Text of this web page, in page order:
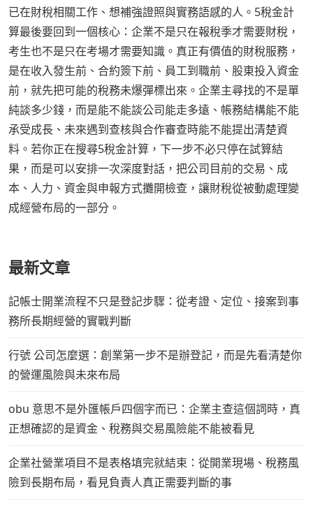
已在財稅相關工作、想補強證照與實務語感的人。5稅金計
算最後要回到一個核心：企業不是只在報稅季才需要財稅，
考生也不是只在考場才需要知識。真正有價值的財稅服務，
是在收入發生前、合約簽下前、員工到職前、股東投入資金
前，就先把可能的稅務未爆彈標出來。企業主尋找的不是單
純談多少錢，而是能不能談公司能走多遠、帳務結構能不能
承受成長、未來遇到查核與合作審查時能不能提出清楚資
料。若你正在搜尋5稅金計算，下一步不必只停在試算結
果，而是可以安排一次深度對話，把公司目前的交易、成
本、人力、資金與申報方式攤開檢查，讓財稅從被動處理變
成經營布局的一部分。
最新文章
記帳士開業流程不只是登記步驟：從考證、定位、接案到事
務所長期經營的實戰判斷
行號 公司怎麼選：創業第一步不是辦登記，而是先看清楚你
的營運風險與未來布局
obu 意思不是外匯帳戶四個字而已：企業主查這個詞時，真
正想確認的是資金、稅務與交易風險能不能被看見
企業社營業項目不是表格填完就結束：從開業現場、稅務風
險到長期布局，看見負責人真正需要判斷的事